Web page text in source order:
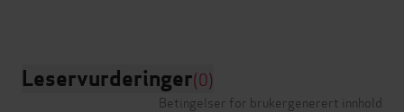
Leservurderinger(0)
Betingelser for brukergenerert innhold